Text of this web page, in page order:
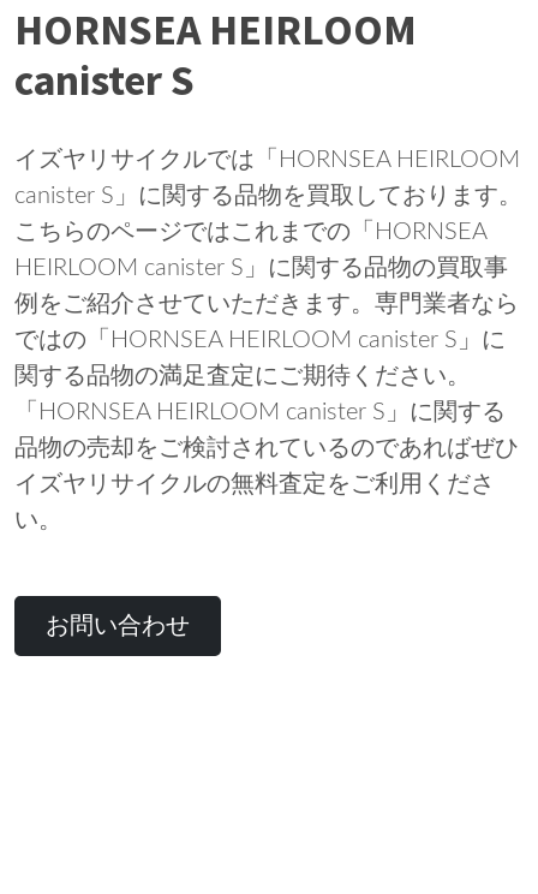
HORNSEA HEIRLOOM
canister S
イズヤリサイクルでは「HORNSEA HEIRLOOM
canister S」に関する品物を買取しております。
こちらのページではこれまでの「HORNSEA
HEIRLOOM canister S」に関する品物の買取事
例をご紹介させていただきます。専門業者なら
ではの「HORNSEA HEIRLOOM canister S」に
関する品物の満足査定にご期待ください。
「HORNSEA HEIRLOOM canister S」に関する
品物の売却をご検討されているのであればぜひ
イズヤリサイクルの無料査定をご利用くださ
い。
お問い合わせ